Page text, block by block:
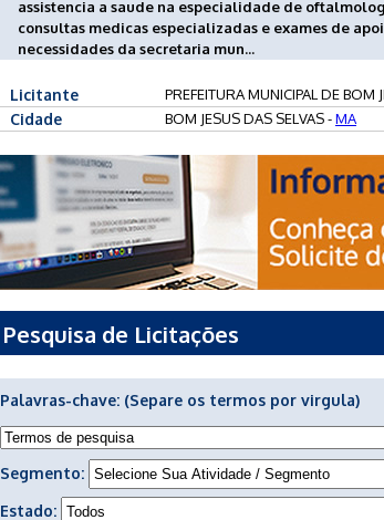
assistencia a saude na especialidade de
consultas medicas especializadas e exames de
necessidades da secretaria mun...
Licitante PREFEITURA MUNICIPAL DE BOM
Cidade BOM JESUS DAS SELVAS -MA
Pesquisa de Licitações
Palavras-chave: (Separe os termos por virgula)
Segmento:
Estado: